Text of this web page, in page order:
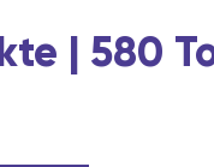
| 580